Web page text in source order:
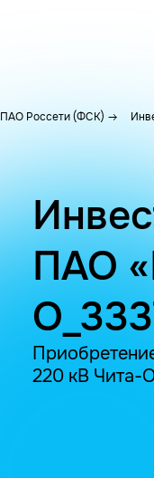
ПАО Россети (ФСК)
ПАО
220 кВ Чита-